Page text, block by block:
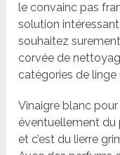
le convainc pas
solution
souhaitez
corvée de
catégories de linge
Vinaigre blanc
éventuellement du
et c’est du lierre